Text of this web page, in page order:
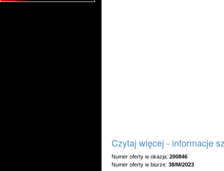
Czytaj więcej - informacje
Numer oferty w okazja: 200846
Numer oferty w biurze: 38/M/2023